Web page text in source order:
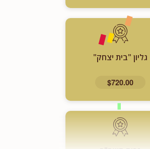
גליון "בית יצחק"
$720.00